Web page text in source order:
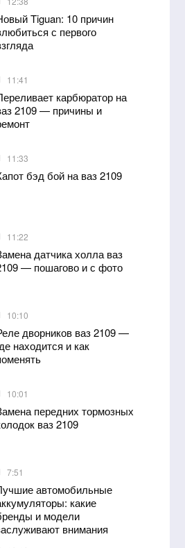
Tiguan: 10 причин
с первого
11:41
карбюратор на
2109 — причины и
11:33
бэд бой на ваз 2109
11:22
датчика холла ваз
— пошагово и с фото
10:10
дворников ваз 2109 —
находится и как
10:01
передних тормозных
ваз 2109
7:51
автомобильные
какие
и модели
внимания